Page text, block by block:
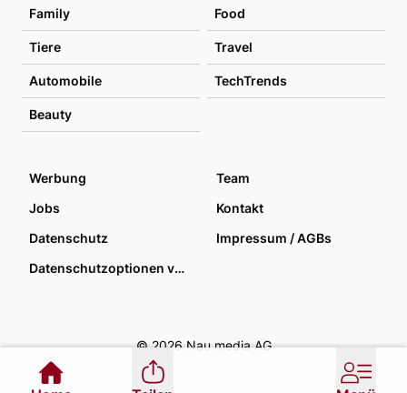
Family Food
Tiere Travel
Automobile TechTrends
Beauty
Werbung
Team
Jobs
Kontakt
Datenschutz
Impressum / AGBs
Datenschutzoptionen verwalten
© 2026 Nau media AG